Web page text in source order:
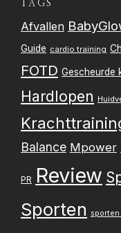
TAGS
Afvallen
Guide cardio training
FOTD Gescheurde
Hardlopen
Balance Mpower
PR Review
Sporten